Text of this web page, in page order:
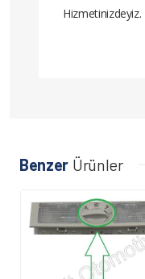
Hizmetinizdeyiz.
Benzer Ürünler